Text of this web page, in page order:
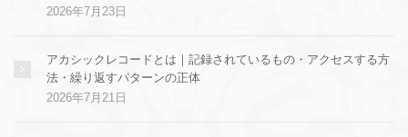
2026年7月23日
アカシックレコードとは｜記録されているもの・アクセスする方
法・繰り返すパターンの正体
2026年7月21日